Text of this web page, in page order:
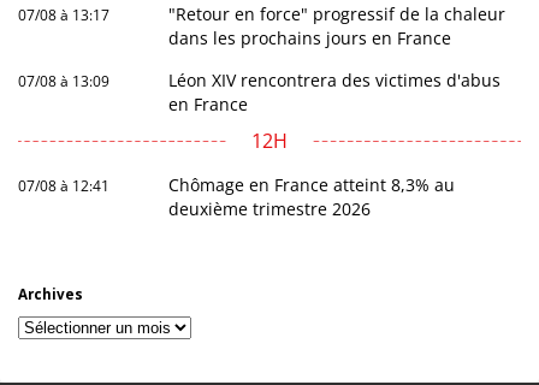
07/08 à 13:17
"Retour en force" progressif de la chaleur
dans les prochains jours en France
07/08 à 13:09
Léon XIV rencontrera des victimes d'abus
en France
12H
07/08 à 12:41
Chômage en France atteint 8,3% au
deuxième trimestre 2026
Archives
Archives